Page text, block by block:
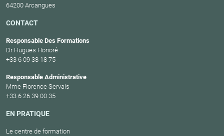
64200 Arcangues
CONTACT
Responsable Des Formations
Dr Hugues Honoré
+33 6 09 38 18 75
Responsable Administrative
Mme Florence Servais
+33 6 26 39 00 35
EN PRATIQUE
Le centre de formation